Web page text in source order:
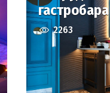
2263